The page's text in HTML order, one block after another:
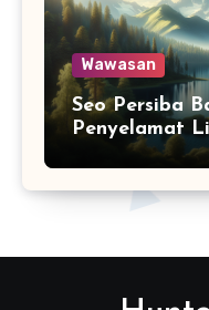
Wawasan
Seo Persiba
Penyelamat